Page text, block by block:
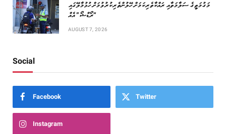
މަގުމަތީގެ ސަލާމަތާއި ރައްކާތެރިކަމަށް ހޭލުންތެރިކުރުވުމަށް ހުޅުމާލޭގައި
“ރޯޑްޝޯ” އެއް
AUGUST 7, 2026
Social
Facebook Twitter
Instagram